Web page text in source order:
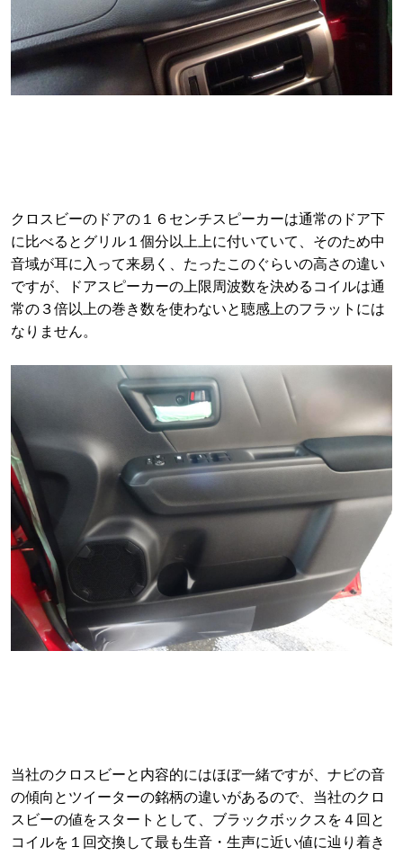
クロスビーのドアの１６センチスピーカーは通常のドア下
に比べるとグリル１個分以上上に付いていて、そのため中
音域が耳に入って来易く、たったこのぐらいの高さの違い
ですが、ドアスピーカーの上限周波数を決めるコイルは通
常の３倍以上の巻き数を使わないと聴感上のフラットには
なりません。
当社のクロスビーと内容的にはほぼ一緒ですが、ナビの音
の傾向とツイーターの銘柄の違いがあるので、当社のクロ
スビーの値をスタートとして、ブラックボックスを４回と
コイルを１回交換して最も生音・生声に近い値に辿り着き